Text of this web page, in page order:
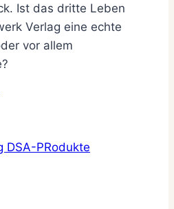
Ist das dritte Leben
Verlag eine echte
vor allem